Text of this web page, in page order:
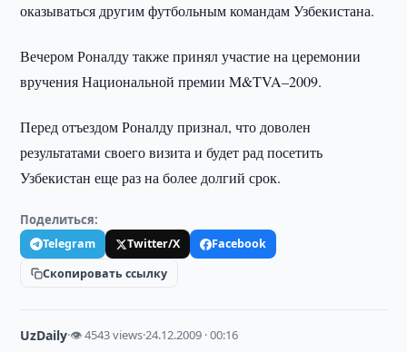
оказываться другим футбольным командам Узбекистана.
Вечером Роналду также принял участие на церемонии
вручения Национальной премии M&TVA–2009.
Перед отъездом Роналду признал, что доволен
результатами своего визита и будет рад посетить
Узбекистан еще раз на более долгий срок.
Поделиться:
Telegram Twitter/X
Facebook
Скопировать ссылку
UzDaily·👁 4543 views·24.12.2009 · 00:16